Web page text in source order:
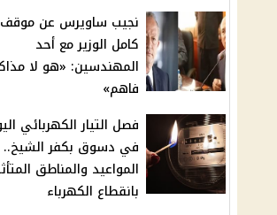
نجيب ساويرس عن موقف
كامل الوزير مع أحد
المهندسين: «هو لا
فاهم»
فصل التيار الكهربائي
في دسوق بكفر الشيخ..
المواعيد والمناطق
بانقطاع الكهرباء